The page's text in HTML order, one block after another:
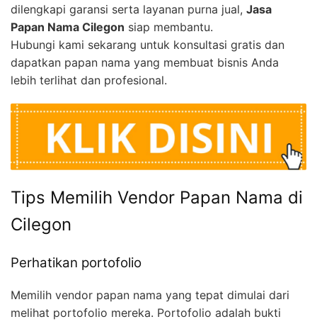
dilengkapi garansi serta layanan purna jual, Jasa
Papan Nama Cilegon siap membantu.
Hubungi kami sekarang untuk konsultasi gratis dan
dapatkan papan nama yang membuat bisnis Anda
lebih terlihat dan profesional.
Tips Memilih Vendor Papan Nama di
Cilegon
Perhatikan portofolio
Memilih vendor papan nama yang tepat dimulai dari
melihat portofolio mereka. Portofolio adalah bukti